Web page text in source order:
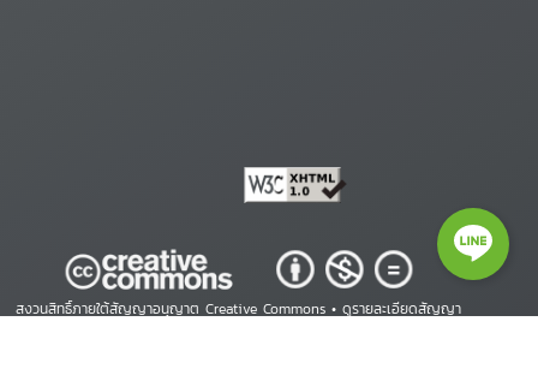
สงวนสิทธิ์ภายใต้สัญญาอนุญาต Creative Commons •ดูรายละเอียดสัญญา